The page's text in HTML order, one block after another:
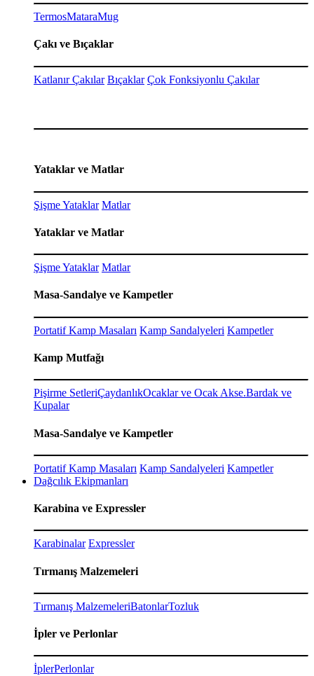
TermosMataraMug
Çakı ve Bıçaklar
Katlanır Çakılar Bıçaklar Çok Fonksiyonlu Çakılar
Yataklar ve Matlar
Şişme Yataklar Matlar
Yataklar ve Matlar
Şişme Yataklar Matlar
Masa-Sandalye ve Kampetler
Portatif Kamp Masaları Kamp Sandalyeleri Kampetler
Kamp Mutfağı
Pişirme SetleriÇaydanlıkOcaklar ve Ocak Akse.Bardak ve
Kupalar
Masa-Sandalye ve Kampetler
Portatif Kamp Masaları Kamp Sandalyeleri Kampetler
Dağcılık Ekipmanları
Karabina ve Expressler
Karabinalar Expressler
Tırmanış Malzemeleri
Tırmanış MalzemeleriBatonlarTozluk
İpler ve Perlonlar
İplerPerlonlar